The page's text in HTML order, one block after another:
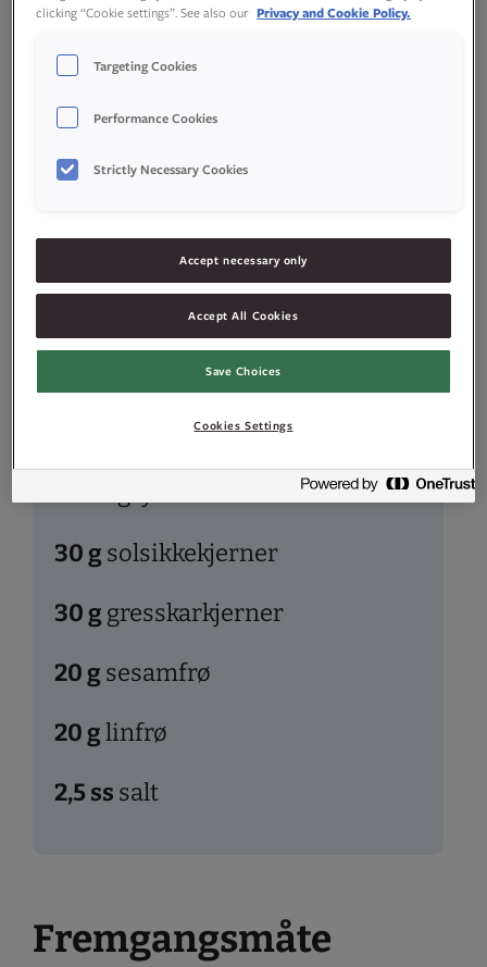
12,5
rugmel
(fin)
100gsammalt hvetemel
(fin)
30g solsikkekjerner
30g gresskarkjerner
20g sesamfrø
20glinfrø
2,5ss salt
Fremgangsmåte
clicking “Cookie settings”. See also our Privacy and Cookie Policy.
Targeting Cookies
Performance Cookies
Strictly Necessary Cookies
Accept necessary only
Accept All Cookies
Save Choices
Cookies Settings